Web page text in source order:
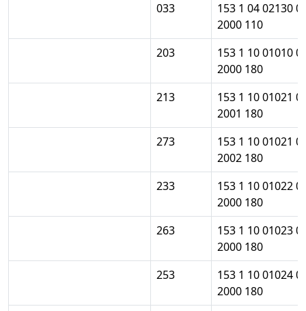
033
153 1 04 02130
2000 110
203
153 1 10 01010
2000 180
213
153 1 10 01021
2001 180
273
153 1 10 01021
2002 180
233
153 1 10 01022
2000 180
263
153 1 10 01023
2000 180
253
153 1 10 01024
2000 180